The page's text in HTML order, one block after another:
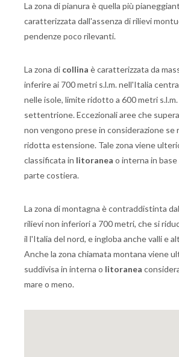
La zona di pianura è quella più
caratterizzata dall'assenza di rilievi
pendenze poco rilevanti.
La zona di collina è caratterizzata da
inferire ai 700 metri s.l.m. nell'Italia
nelle isole, limite ridotto a 600 metri
settentrione. Eccezionali aree che
non vengono prese in considerazione se
ridotta estensione. Tale zona viene
classificata in litoranea o interna in
parte costiera.
La zona di montagna è contraddistinta
rilievi non inferiori a 700 metri, che si
il l'Italia del nord, e ingloba anche valli e
Anche la zona chiamata montana viene
suddivisa in interna o litoranea
mare o meno.